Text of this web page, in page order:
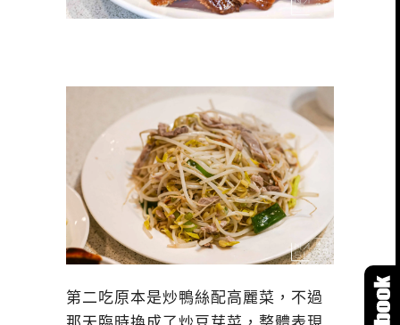
第二吃原本是炒鴨絲配高麗菜，不過